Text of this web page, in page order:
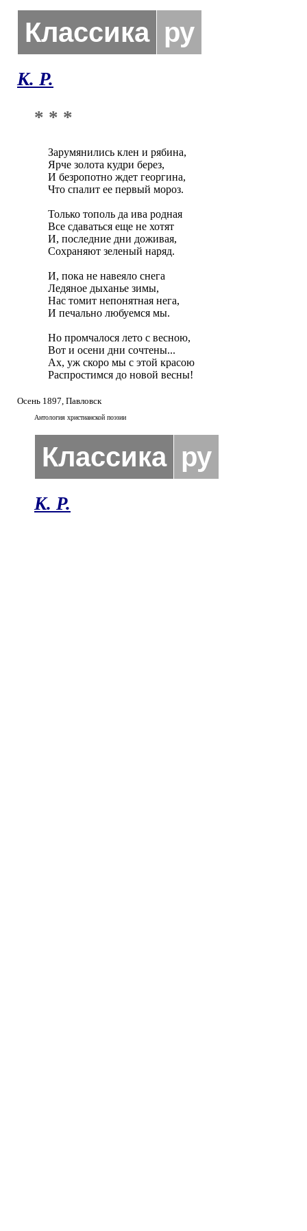
Классика ру
К. Р.
* * *
Зарумянились клен и рябина,
Ярче золота кудри берез,
И безропотно ждет георгина,
Что спалит ее первый мороз.
Только тополь да ива родная
Все сдаваться еще не хотят
И, последние дни доживая,
Сохраняют зеленый наряд.
И, пока не навеяло снега
Ледяное дыханье зимы,
Нас томит непонятная нега,
И печально любуемся мы.
Но промчалося лето с весною,
Вот и осени дни сочтены...
Ах, уж скоро мы с этой красою
Распростимся до новой весны!
Осень 1897, Павловск
Антология христианской поэзии
Классика ру
К. Р.